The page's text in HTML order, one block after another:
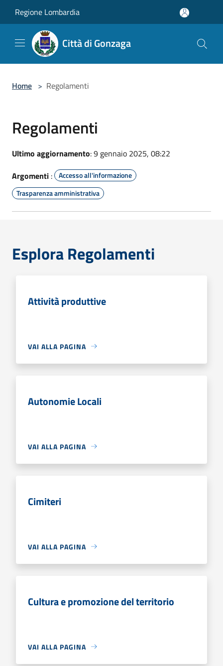
Regione Lombardia
Città di Gonzaga
Home > Regolamenti
Regolamenti
Ultimo aggiornamento: 9 gennaio 2025, 08:22
Argomenti :
Accesso all'informazione
Trasparenza amministrativa
Esplora Regolamenti
Attività produttive
VAI ALLA PAGINA
Autonomie Locali
VAI ALLA PAGINA
Cimiteri
VAI ALLA PAGINA
Cultura e promozione del territorio
VAI ALLA PAGINA